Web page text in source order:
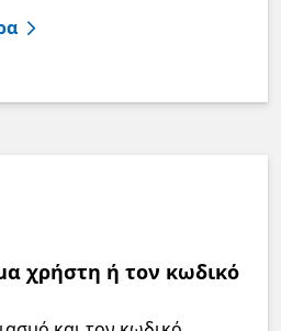
χρήστη ή τον κωδικό